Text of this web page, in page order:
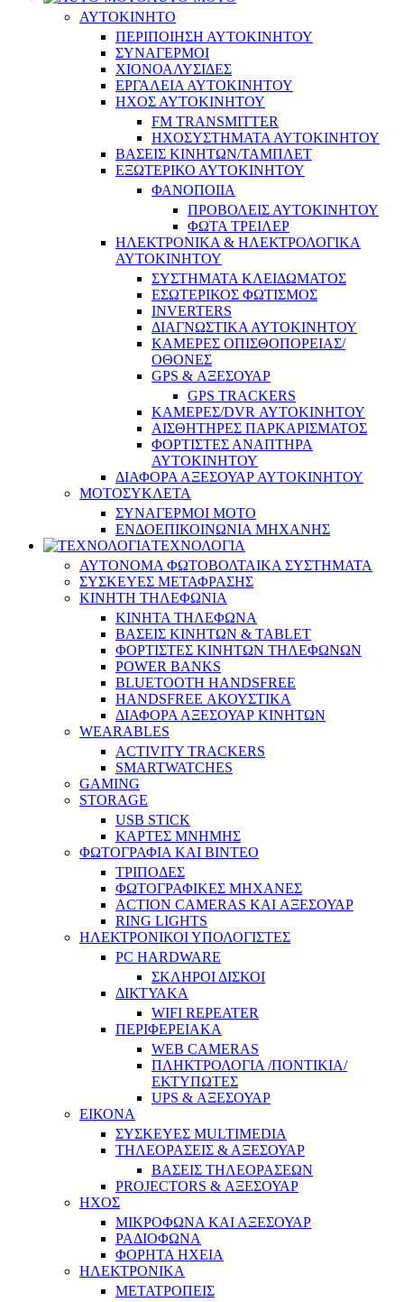
ΑΥΤΟΚΙΝΗΤΟ
ΠΕΡΙΠΟΙΗΣΗ ΑΥΤΟΚΙΝΗΤΟΥ
ΣΥΝΑΓΕΡΜΟΙ
ΧΙΟΝΟΑΛΥΣΙΔΕΣ
ΕΡΓΑΛΕΙΑ ΑΥΤΟΚΙΝΗΤΟΥ
ΗΧΟΣ ΑΥΤΟΚΙΝΗΤΟΥ
FM TRANSMITTER
ΗΧΟΣΥΣΤΗΜΑΤΑ ΑΥΤΟΚΙΝΗΤΟΥ
ΒΑΣΕΙΣ ΚΙΝΗΤΩΝ/ΤΑΜΠΛΕΤ
ΕΞΩΤΕΡΙΚΟ ΑΥΤΟΚΙΝΗΤΟΥ
ΦΑΝΟΠΟΙΙΑ
ΠΡΟΒΟΛΕΙΣ ΑΥΤΟΚΙΝΗΤΟΥ
ΦΩΤΑ ΤΡΕΙΛΕΡ
ΗΛΕΚΤΡΟΝΙΚΑ & ΗΛΕΚΤΡΟΛΟΓΙΚΑ
ΑΥΤΟΚΙΝΗΤΟΥ
ΣΥΣΤΗΜΑΤΑ ΚΛΕΙΔΩΜΑΤΟΣ
ΕΣΩΤΕΡΙΚΟΣ ΦΩΤΙΣΜΟΣ
INVERTERS
ΔΙΑΓΝΩΣΤΙΚΑ ΑΥΤΟΚΙΝΗΤΟΥ
ΚΑΜΕΡΕΣ ΟΠΙΣΘΟΠΟΡΕΙΑΣ/
ΟΘΟΝΕΣ
GPS & ΑΞΕΣΟΥΑΡ
GPS TRACKERS
ΚΑΜΕΡΕΣ/DVR ΑΥΤΟΚΙΝΗΤΟΥ
ΑΙΣΘΗΤΗΡΕΣ ΠΑΡΚΑΡΙΣΜΑΤΟΣ
ΦΟΡΤΙΣΤΕΣ ΑΝΑΠΤΗΡΑ
ΑΥΤΟΚΙΝΗΤΟΥ
ΔΙΑΦΟΡΑ ΑΞΕΣΟΥΑΡ ΑΥΤΟΚΙΝΗΤΟΥ
ΜΟΤΟΣΥΚΛΕΤΑ
ΣΥΝΑΓΕΡΜΟΙ ΜΟΤΟ
ΕΝΔΟΕΠΙΚΟΙΝΩΝΙΑ ΜΗΧΑΝΗΣ
ΤΕΧΝΟΛΟΓΙΑ
ΑΥΤΟΝΟΜΑ ΦΩΤΟΒΟΛΤΑΙΚΑ ΣΥΣΤΗΜΑΤΑ
ΣΥΣΚΕΥΕΣ ΜΕΤΑΦΡΑΣΗΣ
ΚΙΝΗΤΗ ΤΗΛΕΦΩΝΙΑ
ΚΙΝΗΤΑ ΤΗΛΕΦΩΝΑ
ΒΑΣΕΙΣ ΚΙΝΗΤΩΝ & TABLET
ΦΟΡΤΙΣΤΕΣ ΚΙΝΗΤΩΝ ΤΗΛΕΦΩΝΩΝ
POWER BANKS
BLUETOOTH HANDSFREE
HANDSFREE ΑΚΟΥΣΤΙΚΑ
ΔΙΑΦΟΡΑ ΑΞΕΣΟΥΑΡ ΚΙΝΗΤΩΝ
WEARABLES
ACTIVITY TRACKERS
SMARTWATCHES
GAMING
STORAGE
USB STICK
ΚΑΡΤΕΣ ΜΝΗΜΗΣ
ΦΩΤΟΓΡΑΦΙΑ ΚΑΙ ΒΙΝΤΕΟ
ΤΡΙΠΟΔΕΣ
ΦΩΤΟΓΡΑΦΙΚΕΣ ΜΗΧΑΝΕΣ
ACTION CAMERAS KAI ΑΞΕΣΟΥΑΡ
RING LIGHTS
ΗΛΕΚΤΡΟΝΙΚΟΙ ΥΠΟΛΟΓΙΣΤΕΣ
PC HARDWARE
ΣΚΛΗΡΟΙ ΔΙΣΚΟΙ
ΔΙΚΤΥΑΚΑ
WIFI REPEATER
ΠΕΡΙΦΕΡΕΙΑΚΑ
WEB CAMERAS
ΠΛΗΚΤΡΟΛΟΓΙΑ /ΠΟΝΤΙΚΙΑ/
ΕΚΤΥΠΩΤΕΣ
UPS & ΑΞΕΣΟΥΑΡ
ΕΙΚΟΝΑ
ΣΥΣΚΕΥΕΣ MULTIMEDIA
ΤΗΛΕΟΡΑΣΕΙΣ & ΑΞΕΣΟΥΑΡ
ΒΑΣΕΙΣ ΤΗΛΕΟΡΑΣΕΩΝ
PROJECTORS & ΑΞΕΣΟΥΑΡ
ΗΧΟΣ
ΜΙΚΡΟΦΩΝΑ ΚΑΙ ΑΞΕΣΟΥΑΡ
ΡΑΔΙΟΦΩΝΑ
ΦΟΡΗΤΑ ΗΧΕΙΑ
ΗΛΕΚΤΡΟΝΙΚΑ
ΜΕΤΑΤΡΟΠΕΙΣ